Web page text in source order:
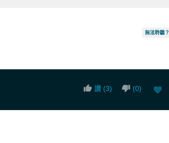
無法聆聽？
讚 (3) (0)